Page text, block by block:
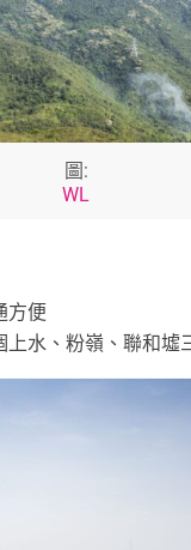
圖:
WL
方便
上水、粉嶺、聯和墟